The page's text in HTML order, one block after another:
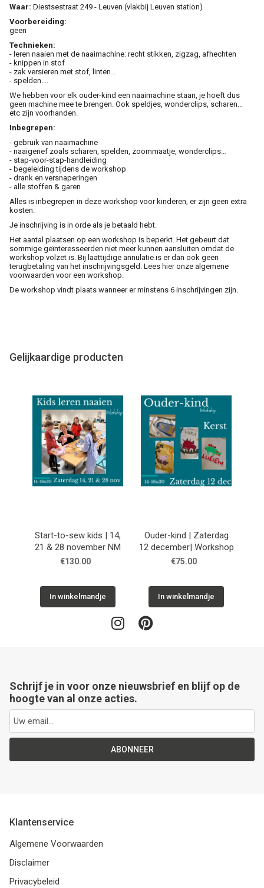
Waar: Diestsestraat 249 - Leuven (vlakbij Leuven station)
Voorbereiding:
geen
Technieken:
- leren naaien met de naaimachine: recht stikken, zigzag, afhechten
- knippen in stof
- zak versieren met stof, linten...
- spelden....
We hebben voor elk ouder-kind een naaimachine staan, je hoeft dus
geen machine mee te brengen. Ook speldjes, wonderclips, scharen...
etc zijn voorhanden.
Inbegrepen:
- gebruik van naaimachine
- naaigerief zoals scharen, spelden, zoommaatje, wonderclips…
- stap-voor-stap-handleiding
- begeleiding tijdens de workshop
- drank en versnaperingen
- alle stoffen & garen
Alles is inbegrepen in deze workshop voor kinderen, er zijn geen extra
kosten.
Je inschrijving is in orde als je betaald hebt.
Het aantal plaatsen op een workshop is beperkt. Het gebeurt dat
sommige geïnteresseerden niet meer kunnen aansluiten omdat de
workshop volzet is. Bij laattijdige annulatie is er dan ook geen
terugbetaling van het inschrijvingsgeld. Lees hieronze algemene
voorwaarden voor een workshop.
De workshop vindt plaats wanneer er minstens 6 inschrijvingen zijn.
Gelijkaardige producten
Start-to-sew kids | 14,
21 & 28 november NM
€130.00
In winkelmandje
Ouder-kind | Zaterdag
12 december| Workshop
€75.00
In winkelmandje
Schrijf je in voor onze nieuwsbrief en blijf op de
hoogte van al onze acties.
ABONNEER
Klantenservice
Algemene Voorwaarden
Disclaimer
Privacybeleid